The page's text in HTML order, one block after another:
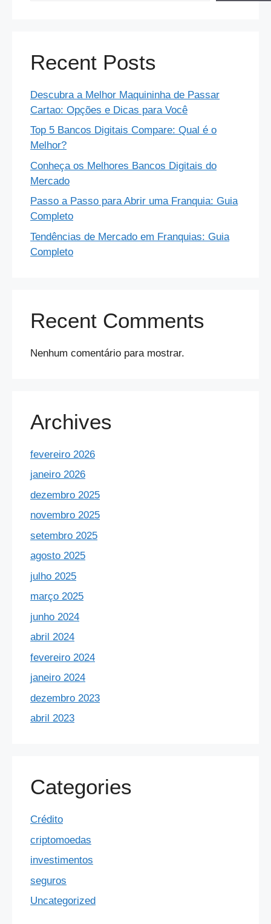
Recent Posts
Descubra a Melhor Maquininha de Passar
Cartao: Opções e Dicas para Você
Top 5 Bancos Digitais Compare: Qual é o
Melhor?
Conheça os Melhores Bancos Digitais do
Mercado
Passo a Passo para Abrir uma Franquia: Guia
Completo
Tendências de Mercado em Franquias: Guia
Completo
Recent Comments
Nenhum comentário para mostrar.
Archives
fevereiro 2026
janeiro 2026
dezembro 2025
novembro 2025
setembro 2025
agosto 2025
julho 2025
março 2025
junho 2024
abril 2024
fevereiro 2024
janeiro 2024
dezembro 2023
abril 2023
Categories
Crédito
criptomoedas
investimentos
seguros
Uncategorized